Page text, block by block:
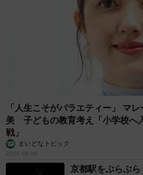
「人生こそがバラエティー」 マ
美 子どもの教育考え「小学校へ
戦」
まいどなトピック
2026.08.06
京都駅をぶらぶ